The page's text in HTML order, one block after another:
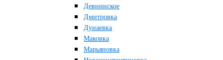
Девнинское
Дмитровка
Дунаевка
Маковка
Марьяновка